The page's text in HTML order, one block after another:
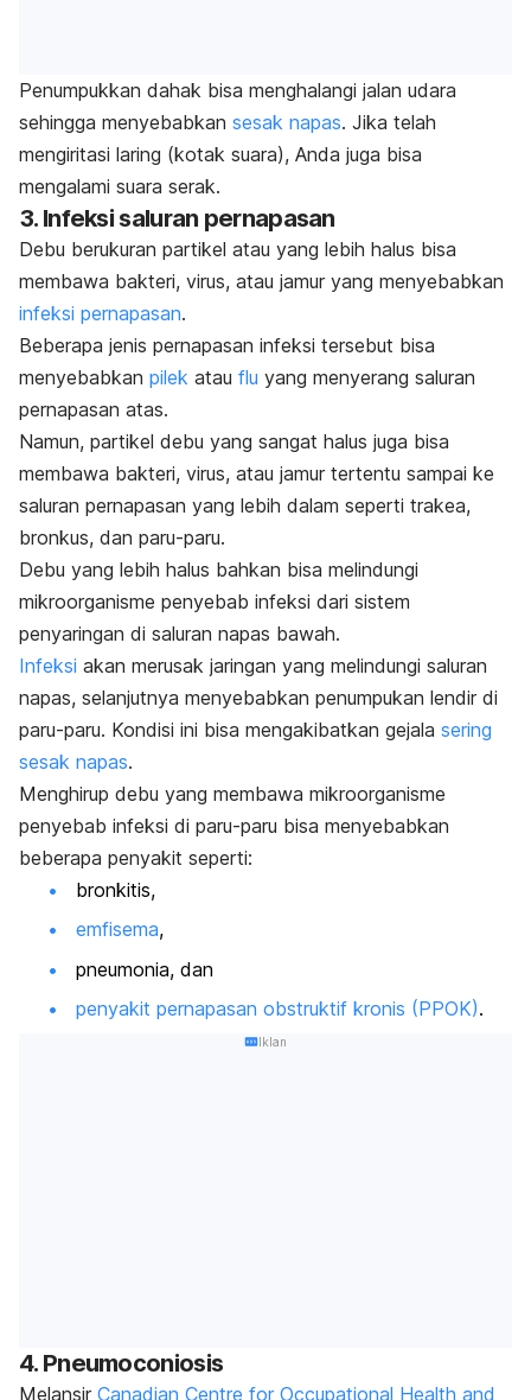
Penumpukkan dahak bisa menghalangi jalan udara
sehingga menyebabkan sesak napas. Jika telah
mengiritasi laring (kotak suara), Anda juga bisa
mengalami suara serak.
3. Infeksi saluran pernapasan
Debu berukuran partikel atau yang lebih halus bisa
membawa bakteri, virus, atau jamur yang menyebabkan
infeksi pernapasan.
Beberapa jenis pernapasan infeksi tersebut bisa
menyebabkan pilek atau flu yang menyerang saluran
pernapasan atas.
Namun, partikel debu yang sangat halus juga bisa
membawa bakteri, virus, atau jamur tertentu sampai ke
saluran pernapasan yang lebih dalam seperti trakea,
bronkus, dan paru-paru.
Debu yang lebih halus bahkan bisa melindungi
mikroorganisme penyebab infeksi dari sistem
penyaringan di saluran napas bawah.
Infeksi akan merusak jaringan yang melindungi saluran
napas, selanjutnya menyebabkan penumpukan lendir di
paru-paru. Kondisi ini bisa mengakibatkan gejala sering
sesak napas.
Menghirup debu yang membawa mikroorganisme
penyebab infeksi di paru-paru bisa menyebabkan
beberapa penyakit seperti:
bronkitis,
emfisema,
pneumonia, dan
penyakit pernapasan obstruktif kronis (PPOK).
Iklan
4. Pneumoconiosis
Melansir Canadian Centre for Occupational Health and